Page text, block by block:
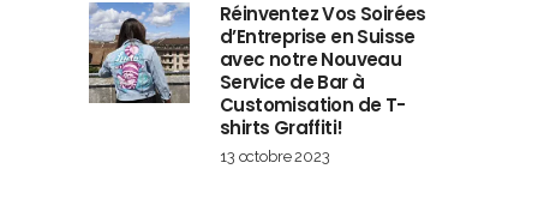
Réinventez Vos Soirées
d’Entreprise en Suisse
avec notre Nouveau
Service de Bar à
Customisation de T-
shirts Graffiti!
13 octobre 2023